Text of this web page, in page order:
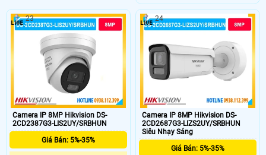
Camera IP 8MP Hikvision DS-
2CD2387G3-LIS2UY/SRBHUN
Giá Bán: 5%-35%
23
Camera IP 8MP Hikvision DS-
2CD2687G3-LIZS2UY/SRBHUN
Siêu Nhạy Sáng
Giá Bán: 5%-35%
24